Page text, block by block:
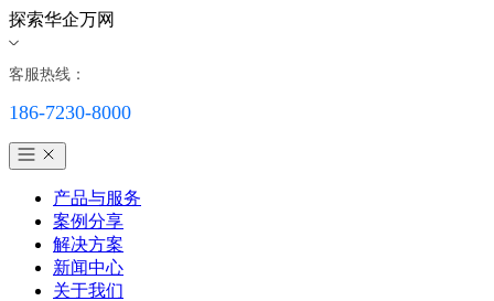
探索华企万网
客服热线：
186-7230-8000
产品与服务
案例分享
解决方案
新闻中心
关于我们